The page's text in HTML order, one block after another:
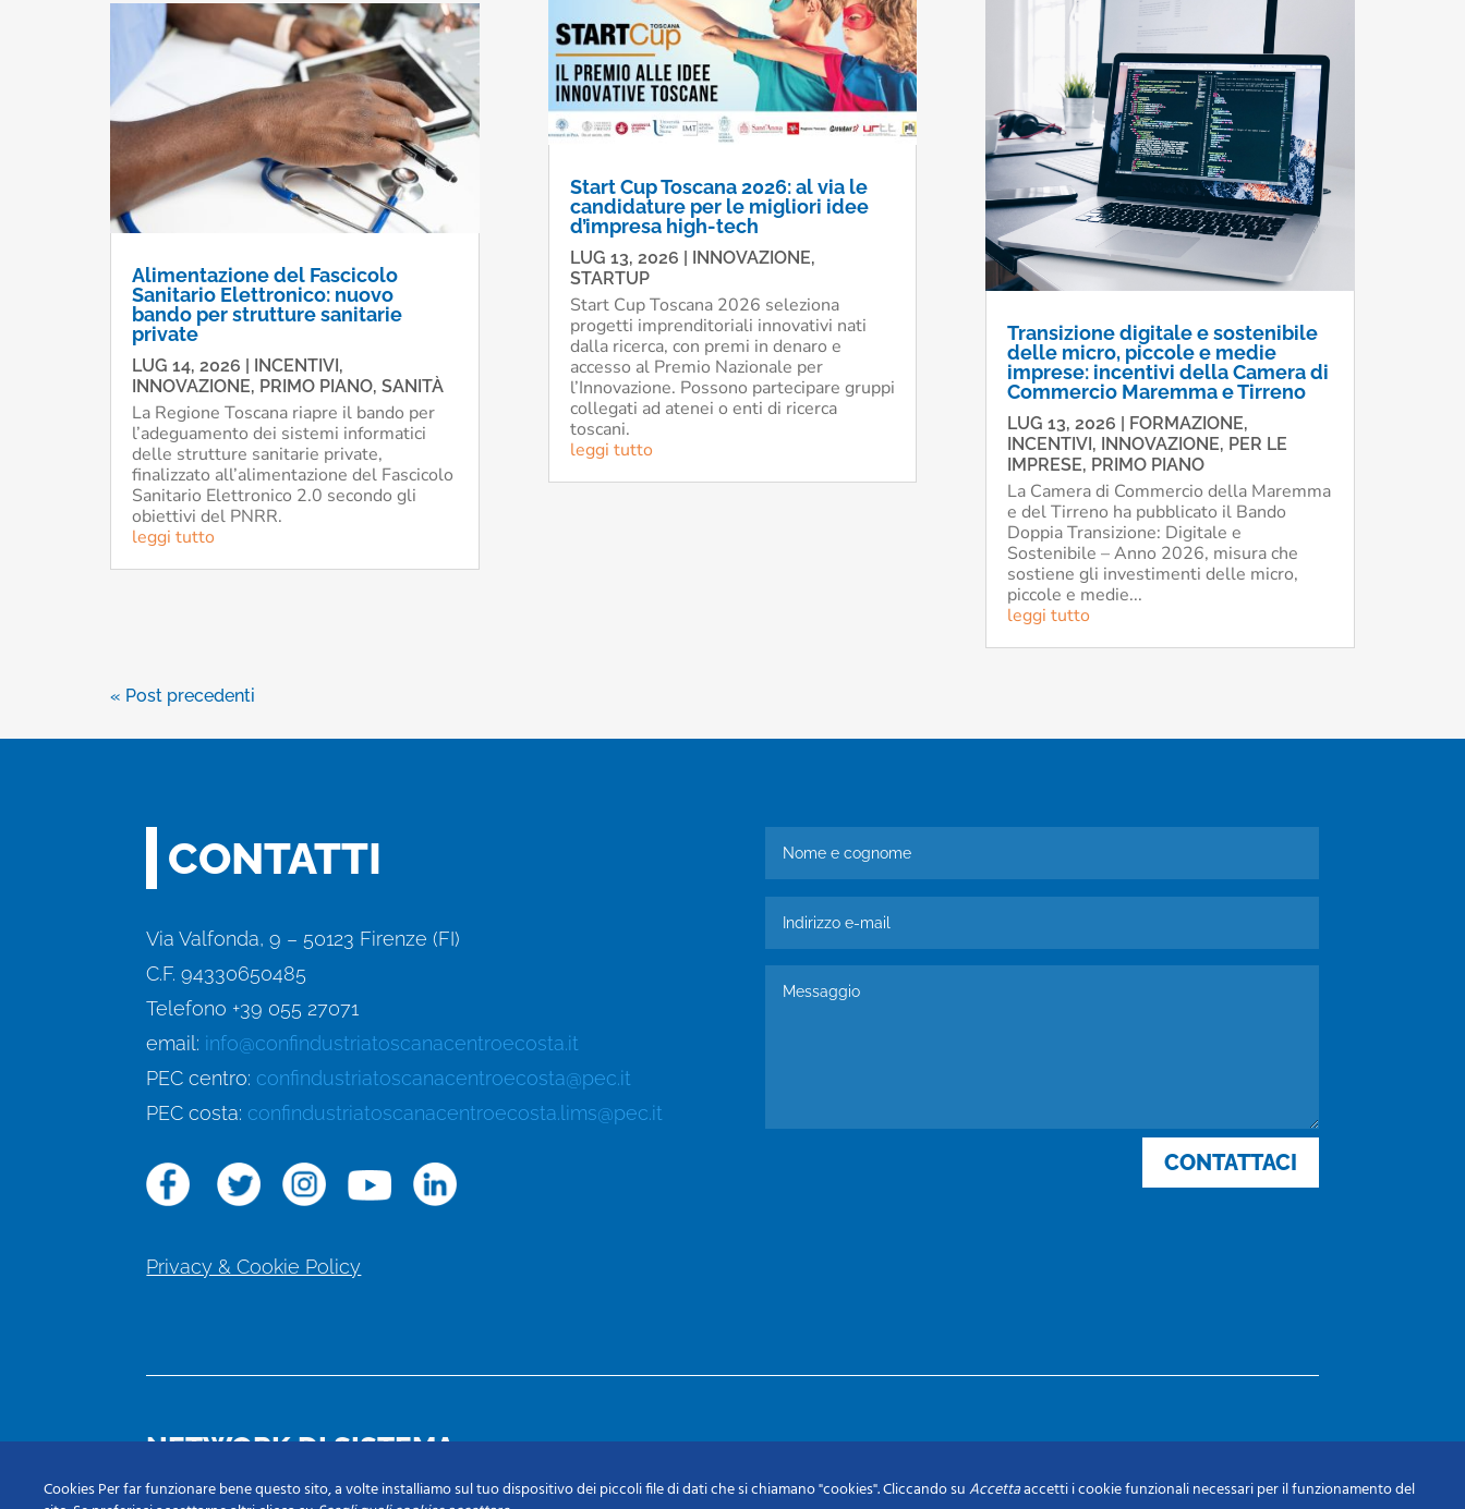
Alimentazione del Fascicolo
Sanitario Elettronico: nuovo
bando per strutture sanitarie
private
LUG 14, 2026 INCENTIVI ,
INNOVAZIONE, PRIMO PIANO, SANITÀ
La Regione Toscana riapre il bando per
l’adeguamento dei sistemi informatici
delle strutture sanitarie private,
finalizzato all’alimentazione del Fascicolo
Sanitario Elettronico 2.0 secondo gli
obiettivi del PNRR.
leggi tutto
Start Cup Toscana 2026: al via le
candidature per le migliori idee
d’impresa high-tech
LUG 13, 2026 | INNOVAZIONE,
STARTUP
Start Cup Toscana 2026 seleziona
progetti imprenditoriali innovativi nati
dalla ricerca, con premi in denaro e
accesso al Premio Nazionale per
l’Innovazione. Possono partecipare gruppi
collegati ad atenei o enti di ricerca
toscani.
leggi tutto
Transizione digitale e sostenibile
delle micro, piccole e medie
imprese: incentivi della Camera di
Commercio Maremma e Tirreno
LUG 13, 2026 | FORMAZIONE,
INCENTIVI, INNOVAZIONE, PER LE
IMPRESE, PRIMO PIANO
La Camera di Commercio della Maremma
e del Tirreno ha pubblicato il Bando
Doppia Transizione: Digitale e
Sostenibile – Anno 2026, misura che
sostiene gli investimenti delle micro,
piccole e medie...
leggi tutto
« Post precedenti
CONTATTI
Via Valfonda, 9 – 50123 Firenze (FI)
C.F. 94330650485
Telefono +39 055 27071
email: info@confindustriatoscanacentroecosta.it
PEC centro: confindustriatoscanacentroecosta@pec.it
PEC costa: confindustriatoscanacentroecosta.lims@pec.it
Privacy & Cookie Policy
CONTATTACI
NETWORK DI SISTEMA
Cookies Per far funzionare bene questo sito, a volte installiamo sul tuo dispositivo dei piccoli file di dati che si chiamano "cookies". Cliccando suAccettaaccetti i cookie funzionali necessari per il funzionamento del